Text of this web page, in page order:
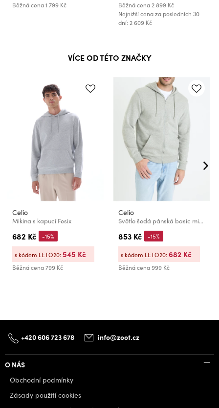
Běžná cena1 799 Kč Běžná cena2 899 Kč
Nejnižší cena za posledních 30
dní: 2 609 Kč
VÍCE OD TÉTO ZNAČKY
Celio
Mikina s kapucí Fesix
682 Kč
Běžná cena799 Kč
-15%
s kódem LETO20:545 Kč
Celio
Světle šedá pánská basic mikina Celio Fethree
853 Kč
Běžná cena999 Kč
-15%
s kódem LETO20:682 Kč
+420 606 723 678 info@zoot.cz
O NÁS
Obchodní podmínky
Zásady použití cookies